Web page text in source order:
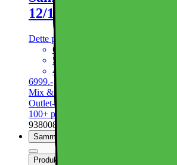
12/128GB (blåsort)
Dette produkt er blevet bedømt til 4.5
6,2" FHD+ dynamisk
50+12+10MP kameraopstilling
4.000 mAh batteri, trådløs
6999.-
Mix & Match
Outlet-pris fra 6439.-
100+ på lager online
938008
Sammenlign
Produktdatablad